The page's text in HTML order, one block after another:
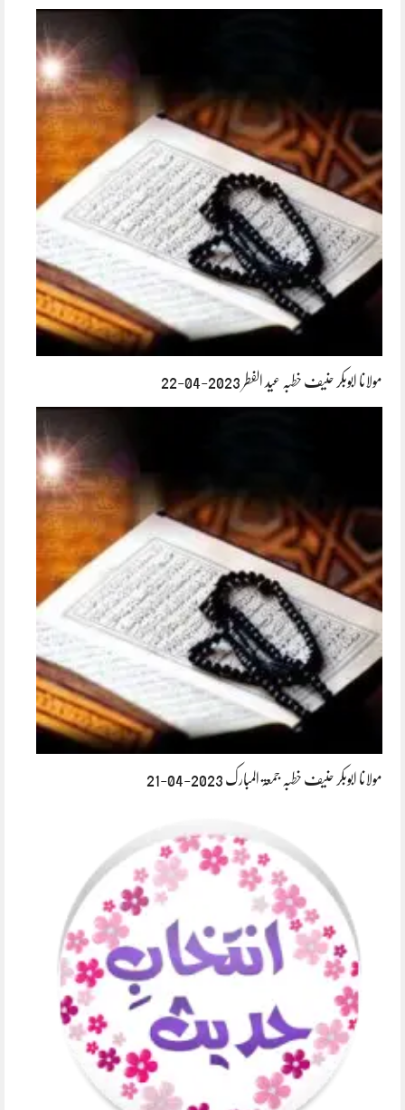
مولانا ابوبکر حنیف خطبہ عید الفطر 2023-04-22
مولانا ابوبکر حنیف خطبہ جمعۃ المبارک 2023-04-21